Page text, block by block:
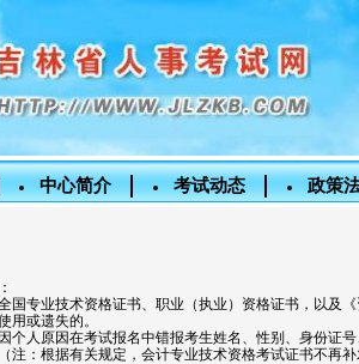
中心简介 考试动态 政策
国专业技术资格证书、职业（执业）资格证书，以及
用或遗失的。
个人原因在考试报名中错报考生姓名、性别、身份证
注：根据有关规定，会计专业技术资格考试证书不再补